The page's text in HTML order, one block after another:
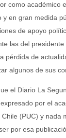
como académico
y en gran medida
de apoyo
las del presidente
pérdida de
algunos de sus
el Diario La
por el
(PUC) y nada
por esa